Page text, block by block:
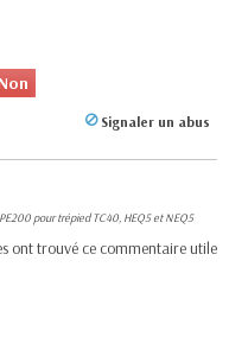
Signaler un abus
pour trépied TC40, HEQ5 et NEQ5
ont trouvé ce commentaire utile